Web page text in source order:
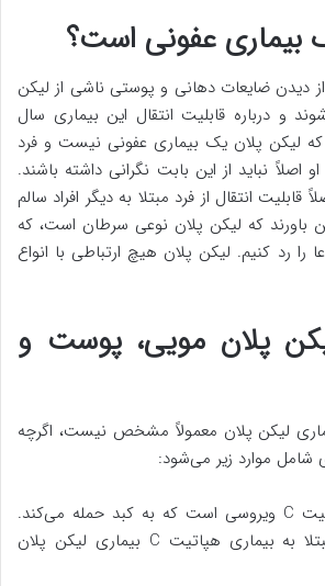
بیماری عفونی است؟
دیدن ضایعات دهانی و پوستی ناشی از لیکن
و درباره قابلیت انتقال این بیماری سال
که لیکن پلان یک بیماری عفونی نیست و فرد
او اصلاً نباید از این بابت نگرانی داشته باشند.
انتقال از فرد مبتلا به دیگر افراد سالم
باورند که لیکن پلان نوعی سرطان است، که
را رد کنیم. لیکن پلان هیچ ارتباطی با انواع
پلان مویی، پوست و
لیکن پلان معمولاً مشخص نیست، اگرچه
شامل موارد زیر می‌شود:
: هپاتیت C ویروسی است که به کبد حمله می‌کند.
گاهی در افراد مبتلا به بیماری هپاتیت C بیماری لیکن پلان